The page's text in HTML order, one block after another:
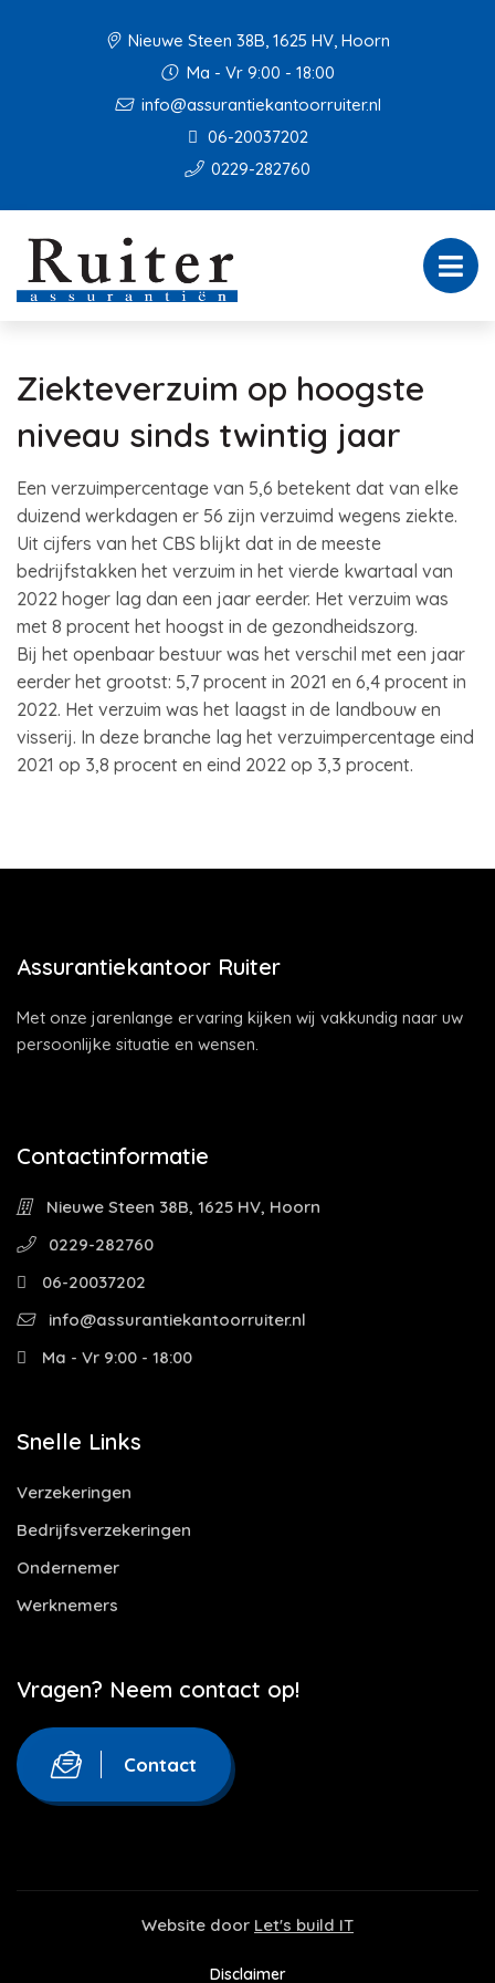
Nieuwe Steen 38B, 1625 HV, Hoorn
Ma - Vr 9:00 - 18:00
info@assurantiekantoorruiter.nl
06-20037202
0229-282760
Ziekteverzuim op hoogste
niveau sinds twintig jaar
Een verzuimpercentage van 5,6 betekent dat van elke
duizend werkdagen er 56 zijn verzuimd wegens ziekte.
Uit cijfers van het CBS blijkt dat in de meeste
bedrijfstakken het verzuim in het vierde kwartaal van
2022 hoger lag dan een jaar eerder. Het verzuim was
met 8 procent het hoogst in de gezondheidszorg.
Bij het openbaar bestuur was het verschil met een jaar
eerder het grootst: 5,7 procent in 2021 en 6,4 procent in
2022. Het verzuim was het laagst in de landbouw en
visserij. In deze branche lag het verzuimpercentage eind
2021 op 3,8 procent en eind 2022 op 3,3 procent.
Assurantiekantoor Ruiter
Met onze jarenlange ervaring kijken wij vakkundig naar uw
persoonlijke situatie en wensen.
Contactinformatie
Nieuwe Steen 38B, 1625 HV, Hoorn
0229-282760
06-20037202
info@assurantiekantoorruiter.nl
Ma - Vr 9:00 - 18:00
Snelle Links
Verzekeringen
Bedrijfsverzekeringen
Ondernemer
Werknemers
Vragen? Neem contact op!
Contact
Website door Let's build IT
Disclaimer